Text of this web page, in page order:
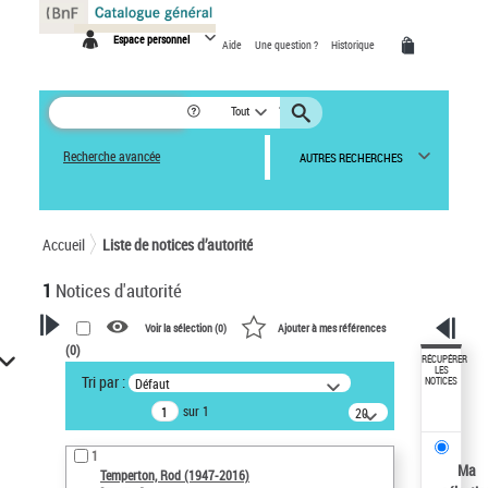
Espace personnel Aide Une question ? Historique
Tout
Recherche avancée AUTRES RECHERCHES
Accueil Liste de notices d’autorité
1 Notices d'autorité
VOTRE RECHERCHE
Recherche avancée dans les
notices d’autorité
Œuvres liées à l'auteur :
Temperton, Rod (1947-2016)
Voir la sélection (0) Ajouter à mes références
(0)
Tri par : Défaut
sur 1
20
résultats/page
1
Temperton, Rod (1947-2016)
RÉCUPÉRER
LES
NOTICES
Ma
Panneau de gestion des cookies